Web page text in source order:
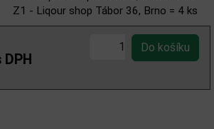
Z1 - Liqour shop Tábor 36, Brno = 4 ks
DPH